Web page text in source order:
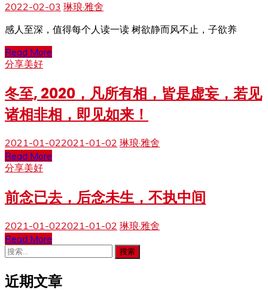
2022-02-03 琳琅·雅舍
感人至深，值得每个人读一读 树欲静而风不止，子欲养
Read More
分享美好
冬至, 2020，凡所有相，皆是虚妄，若见
诸相非相，即见如来！
2021-01-022021-01-02 琳琅·雅舍
Read More
分享美好
前念已去，后念未生，不执中间
2021-01-022021-01-02 琳琅·雅舍
Read More
搜
近期文章